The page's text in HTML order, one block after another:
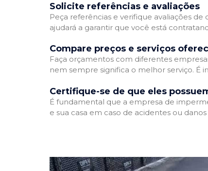
Solicite referências e avaliações
Peça referências e verifique avaliações
ajudará a garantir que você está
Compare preços e serviços
Faça orçamentos com diferentes
nem sempre significa o melhor serviço. É
Certifique-se de que eles
É fundamental que a empresa de
e sua casa em caso de acidentes ou